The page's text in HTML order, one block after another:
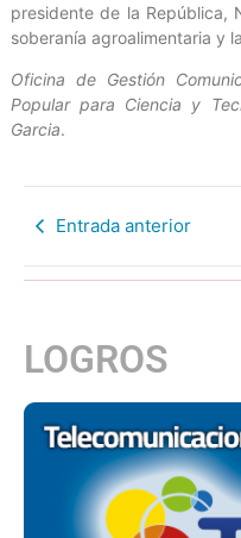
presidente de la República,
soberanía agroalimentaria y
Oficina de Gestión
Popular para Ciencia y
Garcia.
Entrada anterior
LOGROS